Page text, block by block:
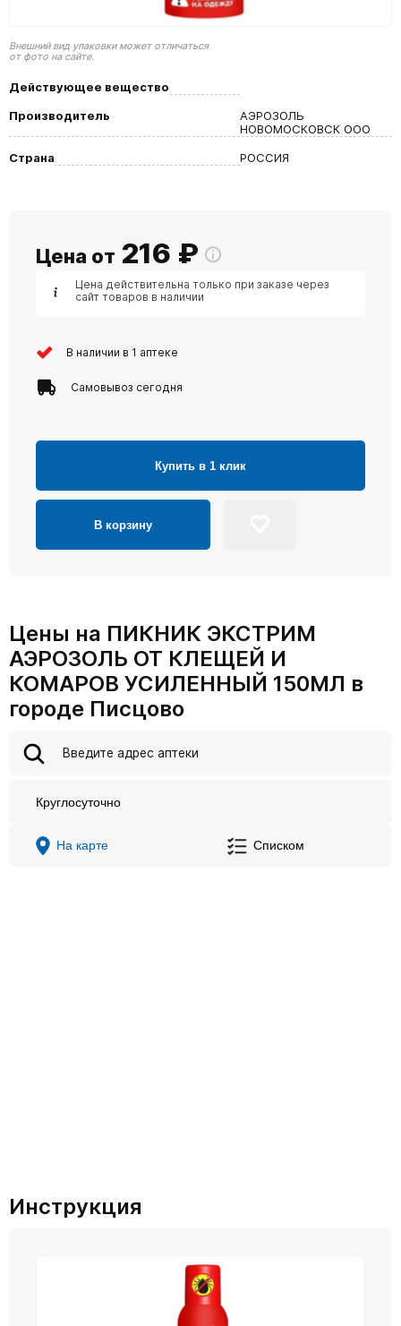
Внешний вид упаковки может отличаться
от фото на сайте.
Действующее вещество
Производитель
АЭРОЗОЛЬ
НОВОМОСКОВСК ООО
Страна
РОССИЯ
Цена от 216 ₽
Цена действительна только при заказе через
сайт товаров в наличии
В наличии в 1 аптеке
Самовывоз сегодня
Купить в 1 клик
В корзину
Цены на ПИКНИК ЭКСТРИМ
АЭРОЗОЛЬ ОТ КЛЕЩЕЙ И
КОМАРОВ УСИЛЕННЫЙ 150МЛ в
городе Писцово
Круглосуточно
На карте Списком
Инструкция